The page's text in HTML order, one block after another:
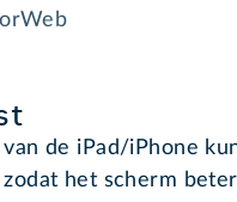
de iPad/iPhone
zodat het scherm